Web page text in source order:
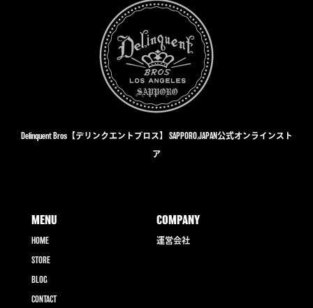
Delinquent Bros【デリンクエントブロス】 SAPPORO,JAPAN公式オンラインスト
ア
MENU
HOME
STORE
BLOG
CONTACT
COMPANY
運営会社